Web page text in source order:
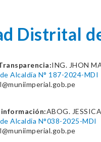
Distrital
ING. JHON
Alcaldía N° 187-2024-MDI
información:ABOG.
Alcaldia N°038-2025-MDI